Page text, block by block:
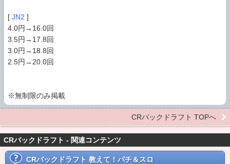
[ JN2 ]
4.0円→16.0回
3.5円→17.8回
3.0円→18.8回
2.5円→20.0回
※無制限のみ掲載
CRバックドラフト TOPへ
CRバックドラフト - 関連コンテンツ
CRバックドラフト 教えて！パチ＆スロ